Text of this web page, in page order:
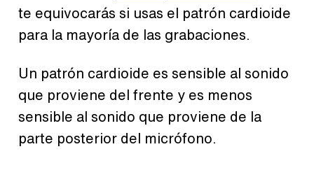
te equivocarás si usas el patrón cardioide
para la mayoría de las grabaciones.
Un patrón cardioide es sensible al sonido
que proviene del frente y es menos
sensible al sonido que proviene de la
parte posterior del micrófono.